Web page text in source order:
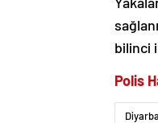
bilinci
Polis